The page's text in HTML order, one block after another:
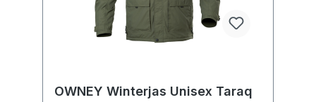
OWNEY Winterjas Unisex Taraq